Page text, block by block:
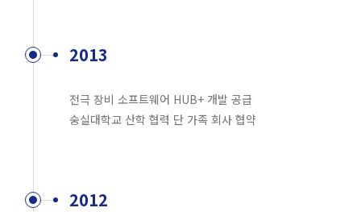
2013
전극 장비 소프트웨어 HUB+ 개발 공급
숭실대학교 산학 협력 단 가족 회사 협약
2012